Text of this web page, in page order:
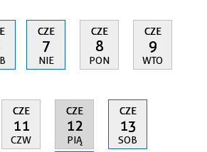
CZE
7
NIE
CZE
8
PON
CZE
9
WTO
CZE
11
CZW
CZE
12
PIĄ
CZE
13
SOB